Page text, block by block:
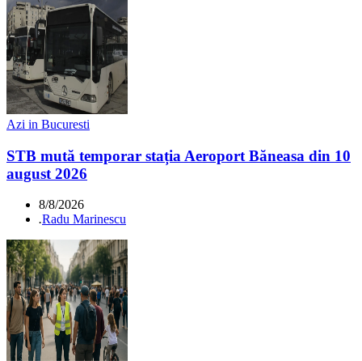
Azi in Bucuresti
STB mută temporar stația Aeroport Băneasa din 10
august 2026
8/8/2026
.Radu Marinescu